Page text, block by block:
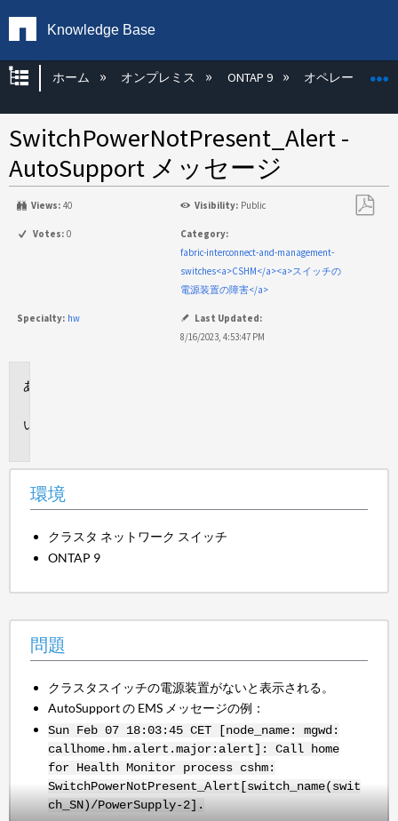
Knowledge Base
グローバル階層を展開/折りたたむ
ホーム オンプレミス ONTAP 9 オペレーティン
SwitchPowerNotPresent_Alert -
AutoSupport メッセージ
Views: 40 Visibility: Public
Votes: 0
Category:
fabric-interconnect-and-management-
switches<a>CSHM</a><a>スイッチの
電源装置の障害</a>
Specialty: hw
Last Updated:
8/16/2023, 4:53:47 PM
環境
クラスタ ネットワーク スイッチ
ONTAP 9
問題
クラスタスイッチの電源装置がないと表示される。
AutoSupport の EMS メッセージの例：
Sun Feb 07 18:03:45 CET [node_name: mgwd:
callhome.hm.alert.major:alert]: Call home
for Health Monitor process cshm:
SwitchPowerNotPresent_Alert[switch_name(swit
ch_SN)/PowerSupply-2].